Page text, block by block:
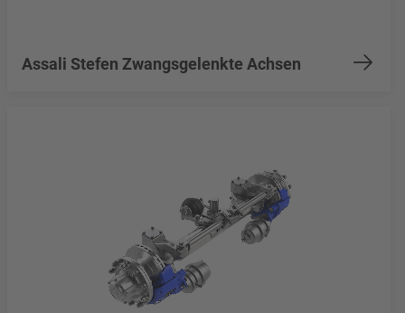
Assali Stefen Zwangsgelenkte Achsen